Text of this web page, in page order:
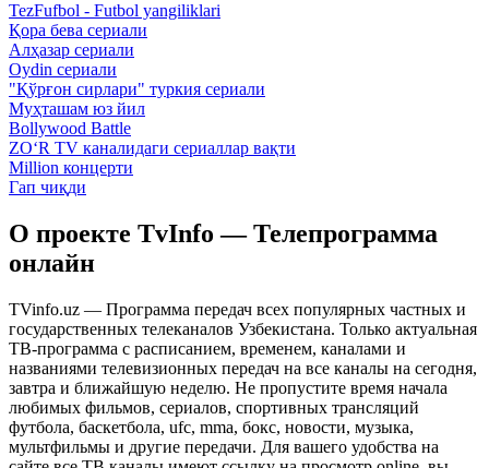
TezFufbol - Futbol yangiliklari
Қора бева сериали
Алҳазар сериали
Oydin сериали
"Қўрғон сирлари" туркия сериали
Муҳташам юз йил
Bollywood Battle
ZO‘R TV каналидаги сериаллар вақти
Million концерти
Гап чиқди
О проекте TvInfo — Телепрограмма
онлайн
TVinfo.uz — Программа передач всех популярных частных и
государственных телеканалов Узбекистана. Только актуальная
ТВ-программа с расписанием, временем, каналами и
названиями телевизионных передач на все каналы на сегодня,
завтра и ближайшую неделю. Не пропустите время начала
любимых фильмов, сериалов, спортивных трансляций
футбола, баскетбола, ufc, mma, бокс, новости, музыка,
мультфильмы и другие передачи. Для вашего удобства на